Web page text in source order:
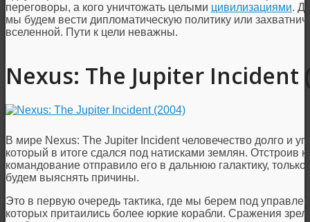
переговоры, а кого уничтожать целыми цивилизациями.
мы будем вести дипломатическую политику или
вселенной. Пути к цели неважны.
Nexus: The Jupiter Incident
В мире Nexus: The Jupiter Incident человечество долго и
который в итоге сдался под натисками землян. Отстроив
командование отправило его в дальнюю галактику,
будем выяснять причины.
Это в первую очередь тактика, где мы берем под
которых притаились более юркие корабли. Сражения